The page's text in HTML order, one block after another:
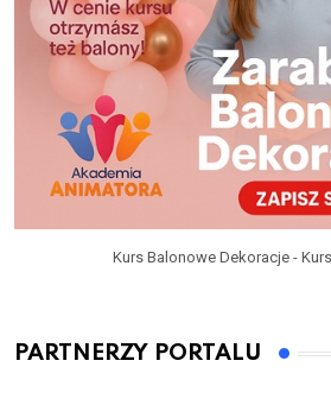
Kurs Balonowe Dekoracje -
PARTNERZY PORTALU